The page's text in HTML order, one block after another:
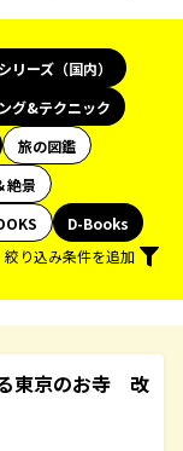
リーズ（国内）
グ&テクニック
旅の図鑑
絶景
D-Books
絞り込み条件を追加
東京のお寺 改